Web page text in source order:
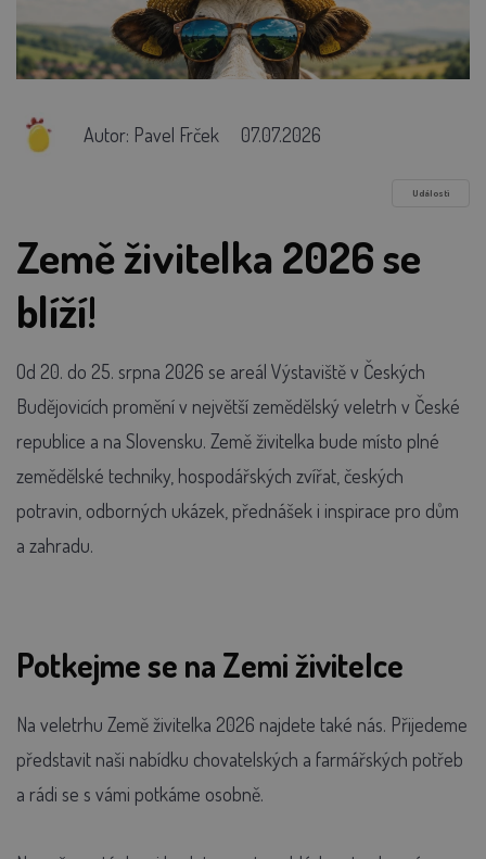
Autor: Pavel Frček 07.07.2026
Události
Země živitelka 2026 se
blíží!
Od 20. do 25. srpna 2026 se areál Výstaviště v Českých
Budějovicích promění v největší zemědělský veletrh v České
republice a na Slovensku. Země živitelka bude místo plné
zemědělské techniky, hospodářských zvířat, českých
potravin, odborných ukázek, přednášek i inspirace pro dům
a zahradu.
Potkejme se na Zemi živitelce
Na veletrhu Země živitelka 2026 najdete také nás. Přijedeme
představit naši nabídku chovatelských a farmářských potřeb
a rádi se s vámi potkáme osobně.